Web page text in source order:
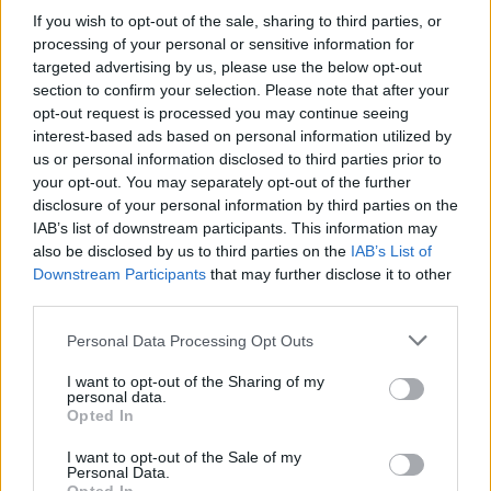
If you wish to opt-out of the sale, sharing to third parties, or
processing of your personal or sensitive information for
targeted advertising by us, please use the below opt-out
section to confirm your selection. Please note that after your
opt-out request is processed you may continue seeing
interest-based ads based on personal information utilized by
us or personal information disclosed to third parties prior to
your opt-out. You may separately opt-out of the further
disclosure of your personal information by third parties on the
IAB’s list of downstream participants. This information may
also be disclosed by us to third parties on the IAB’s List of
Downstream Participants that may further disclose it to other
Personal Data Processing Opt Outs
I want to opt-out of the Sharing of my
personal data.
Opted In
I want to opt-out of the Sale of my
Personal Data.
очекува по завршувањето на сите
дополнителни медицински анализи,
вклучително и токсиколошките испитувања.
© Vecer.mk, правата за текстот се на редакцијата
„ПРЕМНОГУ ОТСТАПКИ
НАПРАВИВМЕ“ - Муцунски порача
дека Македонија заслужува
предвидлив пат кон ЕУ, без нови
услови од Софија
РЕКОРДНА ПОЛУГОДИШНА
ТРГОВИЈА - Над 10 милијарди
евра размена со светот, извозот